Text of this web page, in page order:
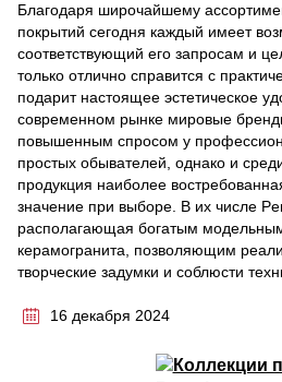
Благодаря широчайшему
покрытий сегодня каждый имеет
соответствующий его запросам и
только отлично справится с
подарит настоящее эстетическое
современном рынке мировые
повышенным спросом у
простых обывателей, однако и
продукция наиболее
значение при выборе. В их числе
располагающая богатым
керамогранита, позволяющим
творческие задумки и соблюсти
16 декабря 2024